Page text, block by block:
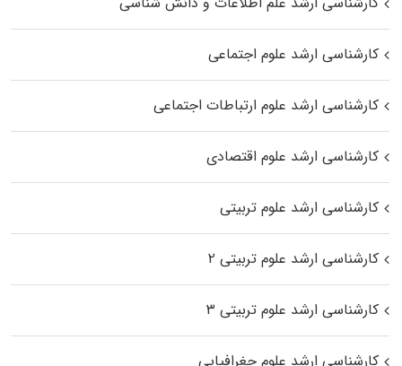
کارشناسی ارشد علوم اجتماعی
کارشناسی ارشد علوم ارتباطات اجتماعی
کارشناسی ارشد علوم اقتصادی
کارشناسی ارشد علوم تربیتی
کارشناسی ارشد علوم تربیتی ۲
کارشناسی ارشد علوم تربیتی ۳
کارشناسی ارشد علوم جغرافیایی